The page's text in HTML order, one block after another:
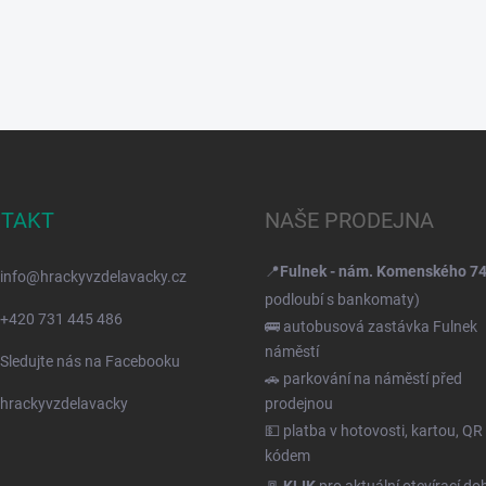
info@hrackyvzdelavacky.cz
+420 731 445 486
Sledujte nás na Facebooku
hrackyvzdelavacky
NAŠE PRODEJNA
📍Fulnek - nám. Komenského 74
podloubí s bankomaty)
🚌 autobusová zastávka Fulnek
náměstí
🚗 parkování na náměstí před
prodejnou
💵 platba v hotovosti, kartou, QR
kódem